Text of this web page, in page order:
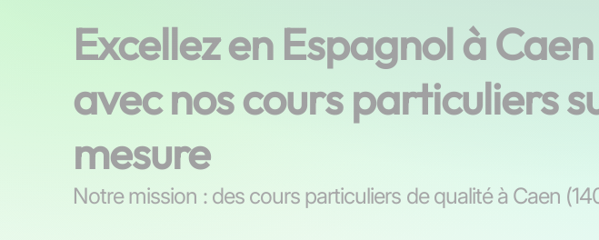
Excellez en Espagnol à Caen
avec nos cours particuliers
mesure
Notre mission : des cours particuliers de qualité à Caen